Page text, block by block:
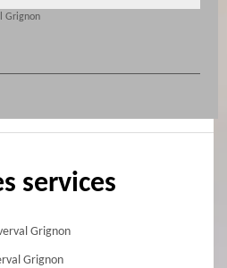
Grignon
services
Grignon
Grignon